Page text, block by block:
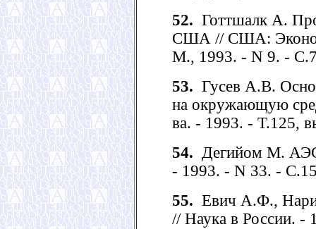
52. Готтшалк А.
США // США:
М., 1993. - N 9. -
53. Гусев А.В.
на окружающую
ва. - 1993. - Т.125,
54. Дегийом М.
- 1993. - N 33. -
55. Евич А.Ф.,
// Наука в России. -